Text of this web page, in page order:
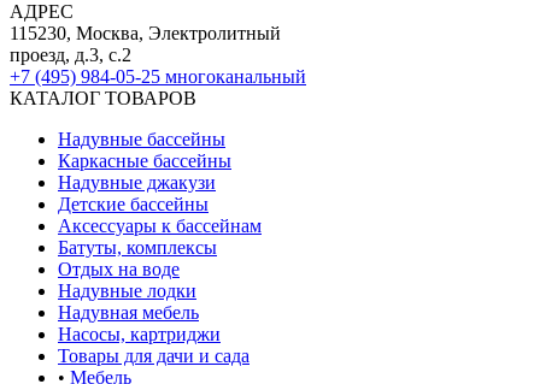
АДРЕС
115230, Москва, Электролитный
проезд, д.3, с.2
+7 (495) 984-05-25 многоканальный
КАТАЛОГ ТОВАРОВ
Надувные бассейны
Каркасные бассейны
Надувные джакузи
Детские бассейны
Аксессуары к бассейнам
Батуты, комплексы
Отдых на воде
Надувные лодки
Надувная мебель
Насосы, картриджи
Товары для дачи и сада
• Мебель